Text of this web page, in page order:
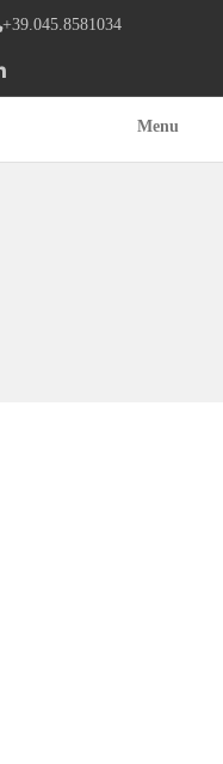
+39.045.8581034
Menu